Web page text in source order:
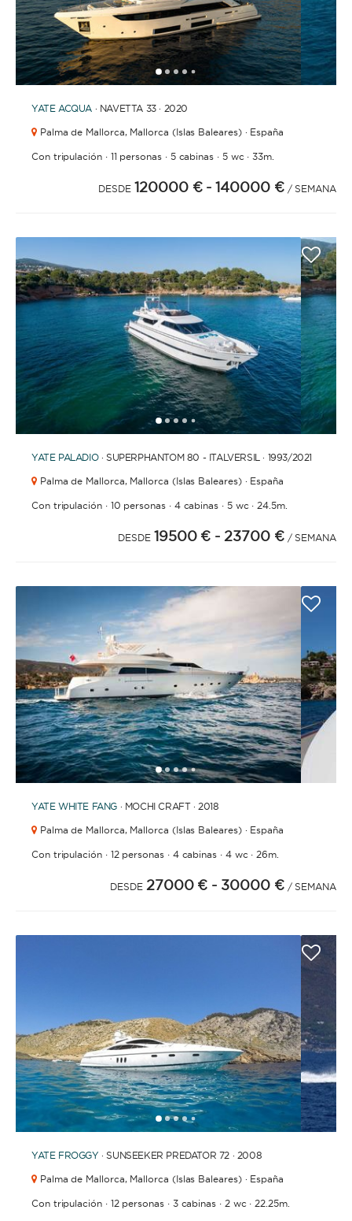
12345 6 89101112131415
YATE ACQUA · NAVETTA 33 · 2020
Palma de Mallorca, Mallorca (Islas Baleares) · España
Con tripulación· 11 personas· 5 cabinas · 5 wc·33m.
DESDE 120000 € - 140000 € / SEMANA
12345 6 789 10 11121314 15 161718 19
YATE PALADIO· SUPERPHANTOM 80 - ITALVERSIL · 1993/2021
Palma de Mallorca, Mallorca (Islas Baleares) · España
Con tripulación· 10 personas· 4 cabinas · 5 wc· 24.5m.
DESDE 19500 € - 23700 € / SEMANA
12345 67891011121314 1617
YATE WHITE FANG · MOCHI CRAFT · 2018
Palma de Mallorca, Mallorca (Islas Baleares) · España
Con tripulación· 12 personas· 4 cabinas · 4 wc· 26m.
DESDE 27000 € - 30000 € / SEMANA
12345 9 10 14
YATE FROGGY · SUNSEEKER PREDATOR 72 · 2008
Palma de Mallorca, Mallorca (Islas Baleares) · España
Con tripulación· 12 personas· 3 cabinas · 2 wc· 22.25m.